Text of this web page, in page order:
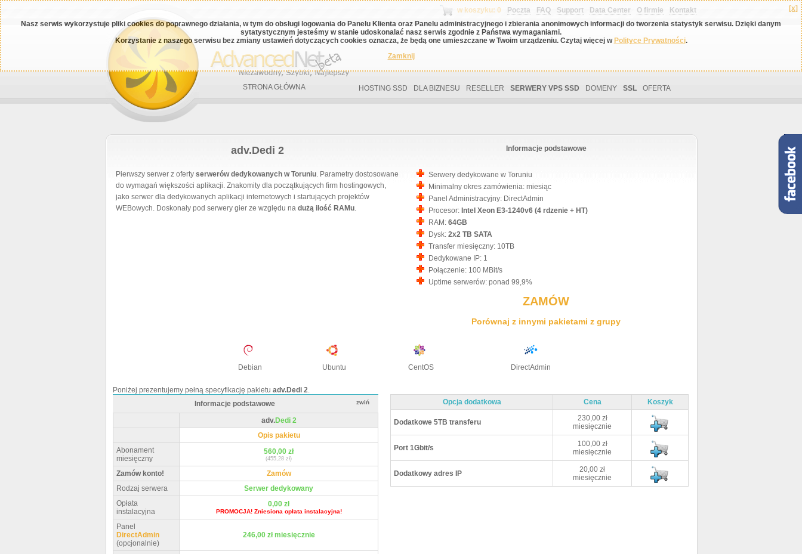
[x]
Nasz serwis wykorzystuje pliki cookies do poprawnego działania, w tym do obsługi logowania do Panelu Klienta oraz Panelu administracyjnego i zbierania anonimowych informacji do tworzenia statystyk serwisu. Dzięki danym
sytatystycznym jesteśmy w stanie udoskonalać nasz serwis zgodnie z Państwa wymaganiami.
Korzystanie z naszego serwisu bez zmiany ustawień dotyczących cookies oznacza, że będą one umieszczane w Twoim urządzeniu. Czytaj więcej w Polityce Prywatności.
Zamknij
w koszyku: 0 Poczta FAQ Support Data Center O firmie Kontakt
STRONA GŁÓWNA HOSTING SSD DLA BIZNESU RESELLER SERWERY VPS SSD DOMENY SSL OFERTA
adv.Dedi 2
Pierwszy serwer z oferty serwerów dedykowanych w Toruniu. Parametry dostosowane
do wymagań większości aplikacji. Znakomity dla początkujących firm hostingowych,
jako serwer dla dedykowanych aplikacji internetowych i startujących projektów
WEBowych. Doskonały pod serwery gier ze względu na dużą ilość RAMu.
Informacje podstawowe
Serwery dedykowane w Toruniu
Minimalny okres zamówienia: miesiąc
Panel Administracyjny: DirectAdmin
Procesor: Intel Xeon E3-1240v6 (4 rdzenie + HT)
RAM: 64GB
Dysk: 2x2 TB SATA
Transfer miesięczny: 10TB
Dedykowane IP: 1
Połączenie: 100 MBit/s
Uptime serwerów: ponad 99,9%
ZAMÓW
Porównaj z innymi pakietami z grupy
Debian Ubuntu CentOS DirectAdmin
Poniżej prezentujemy pełną specyfikację pakietu adv.Dedi 2.
Informacje podstawowe
zwiń
adv.Dedi 2
Opis pakietu
Abonament
miesięczny
560,00 zł
(455,28 zł)
Zamów konto!
Zamów
Rodzaj serwera
Serwer dedykowany
Opłata
instalacyjna
0,00 zł
PROMOCJA! Zniesiona opłata instalacyjna!
Panel
DirectAdmin
(opcjonalnie)
246,00 zł miesięcznie
Opcja dodatkowa Cena Koszyk
Dodatkowe 5TB transferu
230,00 zł
miesięcznie
Port 1Gbit/s
100,00 zł
miesięcznie
Dodatkowy adres IP
20,00 zł
miesięcznie